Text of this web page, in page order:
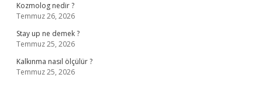
Kozmolog nedir ?
Temmuz 26, 2026
Stay up ne demek ?
Temmuz 25, 2026
Kalkınma nasıl ölçülür ?
Temmuz 25, 2026